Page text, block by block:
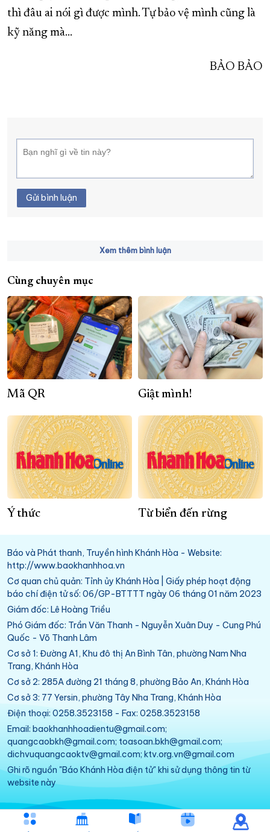
thì đâu ai nói gì được mình. Tự bảo vệ mình cũng là
kỹ năng mà…
BẢO BẢO
Gửi bình luận
Xem thêm bình luận
Cùng chuyên mục
Mã QR Giật mình!
Ý thức Từ biển đến rừng
Báo và Phát thanh, Truyền hình Khánh Hòa - Website:
http://www.baokhanhhoa.vn
Cơ quan chủ quản: Tỉnh ủy Khánh Hòa | Giấy phép hoạt động
báo chí điện tử số: 06/GP-BTTTT ngày 06 tháng 01 năm 2023
Giám đốc: Lê Hoàng Triều
Phó Giám đốc: Trần Văn Thanh - Nguyễn Xuân Duy - Cung Phú
Quốc - Võ Thanh Lâm
Cơ sở 1: Đường A1, Khu đô thị An Bình Tân, phường Nam Nha
Trang, Khánh Hòa
Cơ sở 2: 285A đường 21 tháng 8, phường Bảo An, Khánh Hòa
Cơ sở 3: 77 Yersin, phường Tây Nha Trang, Khánh Hòa
Điện thoại: 0258.3523158 - Fax: 0258.3523158
Email: baokhanhhoadientu@gmail.com;
quangcaobkh@gmail.com; toasoan.bkh@gmail.com;
dichvuquangcaoktv@gmail.com; ktv.org.vn@gmail.com
Ghi rõ nguồn "Báo Khánh Hòa điện tử" khi sử dụng thông tin từ
website này